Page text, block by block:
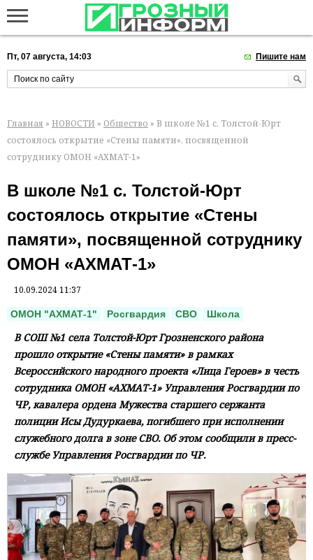
Пт, 07 августа, 14:03 Пишите нам
Главная » НОВОСТИ » Общество » В школе №1 с. Толстой-Юрт
состоялось открытие «Стены памяти», посвященной
сотруднику ОМОН «АХМАТ-1»
В школе №1 с. Толстой-Юрт
состоялось открытие «Стены
памяти», посвященной сотруднику
ОМОН «АХМАТ-1»
10.09.2024 11:37
ОМОН "АХМАТ-1" Росгвардия СВО Школа
В СОШ №1 села Толстой-Юрт Грозненского района
прошло открытие «Стены памяти» в рамках
Всероссийского народного проекта «Лица Героев» в честь
сотрудника ОМОН «АХМАТ-1» Управления Росгвардии по
ЧР, кавалера ордена Мужества старшего сержанта
полиции Исы Дудуркаева, погибшего при исполнении
служебного долга в зоне СВО. Об этом сообщили в пресс-
службе Управления Росгвардии по ЧР.